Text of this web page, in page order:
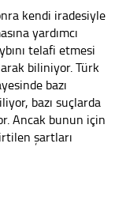
kendi iradesiyle
yardımcı
telafi etmesi
biliniyor. Türk
bazı
bazı suçlarda
Ancak bunun için
şartları